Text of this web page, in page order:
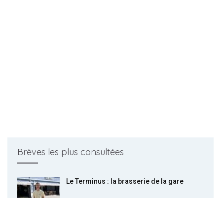
Brèves les plus consultées
Le Terminus : la brasserie de la gare